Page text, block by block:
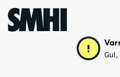
Hoppa till sidans innehåll
Gul,